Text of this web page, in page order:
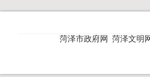
菏泽市政府网 菏泽文明